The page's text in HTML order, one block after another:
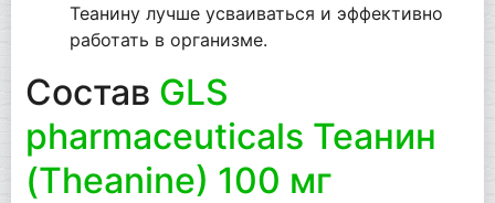
Теанину лучше усваиваться и эффективно
работать в организме.
Состав GLS
pharmaceuticals Теанин
(Theanine) 100 мг